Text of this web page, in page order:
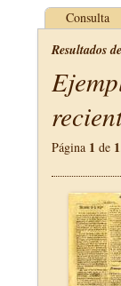
Consulta
Resultados
Página 1 de 1